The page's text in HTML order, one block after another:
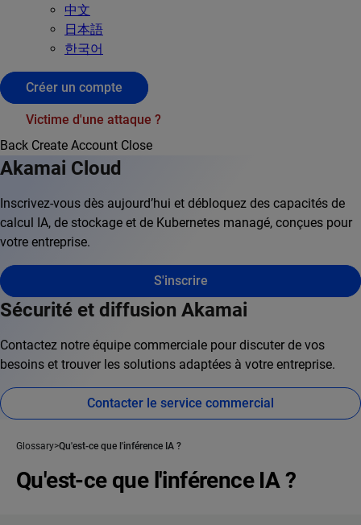
中文
日本語
한국어
Créer un compte
Victime d'une attaque ?
Back Create Account Close
Akamai Cloud
Inscrivez-vous dès aujourd’hui et débloquez des capacités de
calcul IA, de stockage et de Kubernetes managé, conçues pour
votre entreprise.
S'inscrire
Sécurité et diffusion Akamai
Contactez notre équipe commerciale pour discuter de vos
besoins et trouver les solutions adaptées à votre entreprise.
Contacter le service commercial
Glossary Qu'est-ce que l'inférence IA ?
Qu'est-ce que l'inférence IA ?